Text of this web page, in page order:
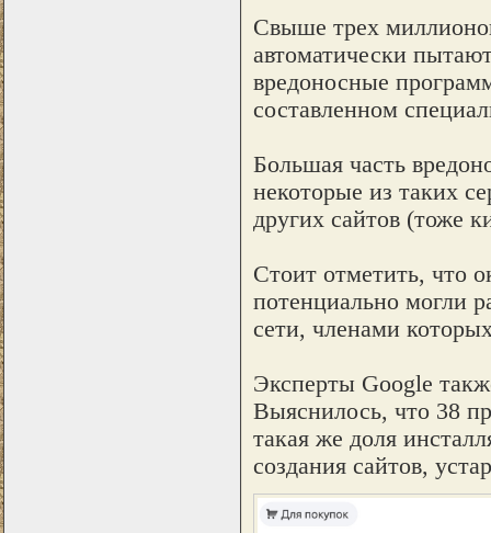
Свыше трех
автоматически
вредоносные
составленном
Большая часть
некоторые из таких
других сайтов (тоже
Стоит отметить, что
потенциально могли
сети, членами
Эксперты Google
Выяснилось, что 38
такая же доля
создания сайтов,